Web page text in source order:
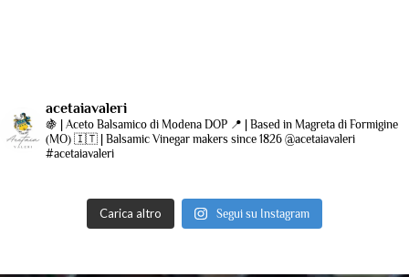
acetaiavaleri
🍇 | Aceto Balsamico di Modena DOP 📍 | Based in Magreta di Formigine
(MO) 🇮🇹 | Balsamic Vinegar makers since 1826 @acetaiavaleri
#acetaiavaleri
Carica altro Segui su Instagram